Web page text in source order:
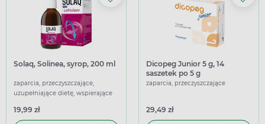
Solaq, Solinea, syrop, 200 ml
zaparcia, przeczyszczające,
uzupełniające dietę, wspierające
19,99 zł
Dicopeg Junior 5 g, 14
saszetek po 5 g
zaparcia, przeczyszczające
29,49 zł